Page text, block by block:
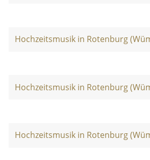
Hochzeitsmusik in Rotenburg
Hochzeitsmusik in Rotenburg
Hochzeitsmusik in Rotenburg